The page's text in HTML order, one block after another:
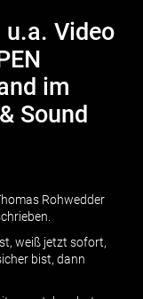
u.a. Video
im
Sound
Rohwedder
weiß jetzt sofort,
bist, dann